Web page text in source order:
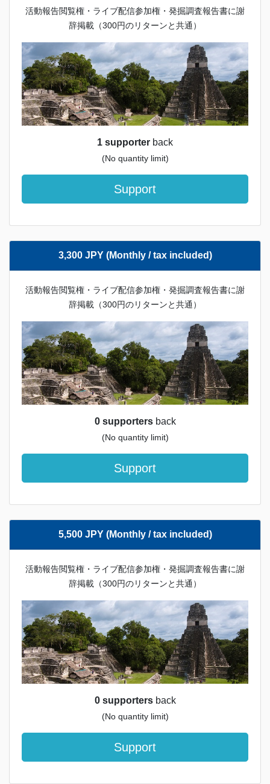
活動報告閲覧権・ライブ配信参加権・発掘調査報告書に謝
辞掲載（300円のリターンと共通）
1 supporter back
(No quantity limit)
Support
3,300 JPY (Monthly / tax included)
活動報告閲覧権・ライブ配信参加権・発掘調査報告書に謝
辞掲載（300円のリターンと共通）
0 supportersback
(No quantity limit)
Support
5,500 JPY (Monthly / tax included)
活動報告閲覧権・ライブ配信参加権・発掘調査報告書に謝
辞掲載（300円のリターンと共通）
0 supportersback
(No quantity limit)
Support